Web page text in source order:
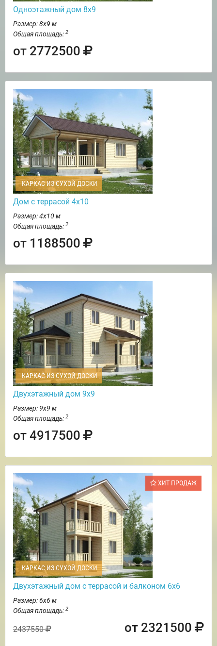
Одноэтажный дом 8х9
Размер: 8х9 м
Общая площадь: 2
от 2772500
КАРКАС ИЗ СУХОЙ ДОСКИ
Дом с террасой 4х10
Размер: 4х10 м
Общая площадь: 2
от 1188500
КАРКАС ИЗ СУХОЙ ДОСКИ
Двухэтажный дом 9х9
Размер: 9х9 м
Общая площадь: 2
от 4917500
ХИТ ПРОДАЖ
КАРКАС ИЗ СУХОЙ ДОСКИ
Двухэтажный дом с террасой и балконом 6х6
Размер: 6х6 м
Общая площадь: 2
2437550 от 2321500